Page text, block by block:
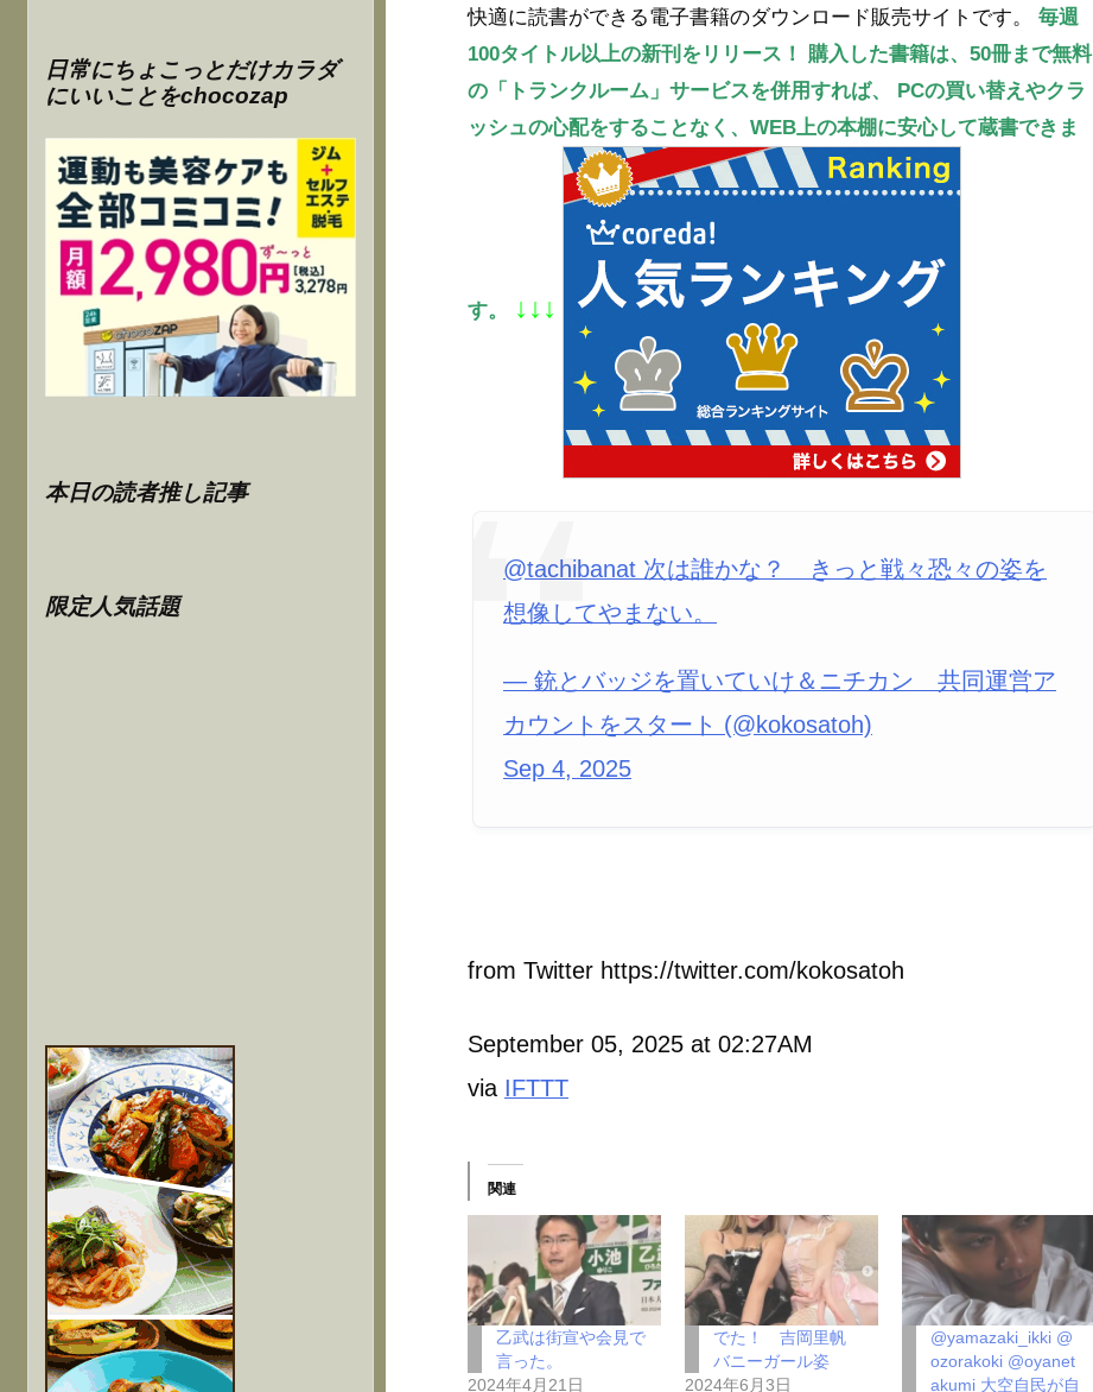
快適に読書ができる電子書籍のダウンロード販売サイトです。 毎週
100タイトル以上の新刊をリリース！
購入した書籍は、50冊まで無料
の「トランクルーム」サービスを併用すれば、
PCの買い替えやクラ
ッシュの心配をすることなく、WEB上の本棚に安心して蔵書できま
す。 ↓↓↓
@tachibanat 次は誰かな？ きっと戦々恐々の姿を
想像してやまない。
— 銃とバッジを置いていけ＆ニチカン 共同運営ア
カウントをスタート (@kokosatoh)
Sep 4, 2025
from Twitter https://twitter.com/kokosatoh
September 05, 2025 at 02:27AM
via IFTTT
関連
乙武は街宣や会見で
言った。
2024年4月21日
でた！ 吉岡里帆
バニーガール姿
2024年6月3日
@yamazaki_ikki @
ozorakoki @oyanet
akumi 大空自民が自
日常にちょこっとだけカラダ
にいいことをchocozap
本日の読者推し記事
限定人気話題